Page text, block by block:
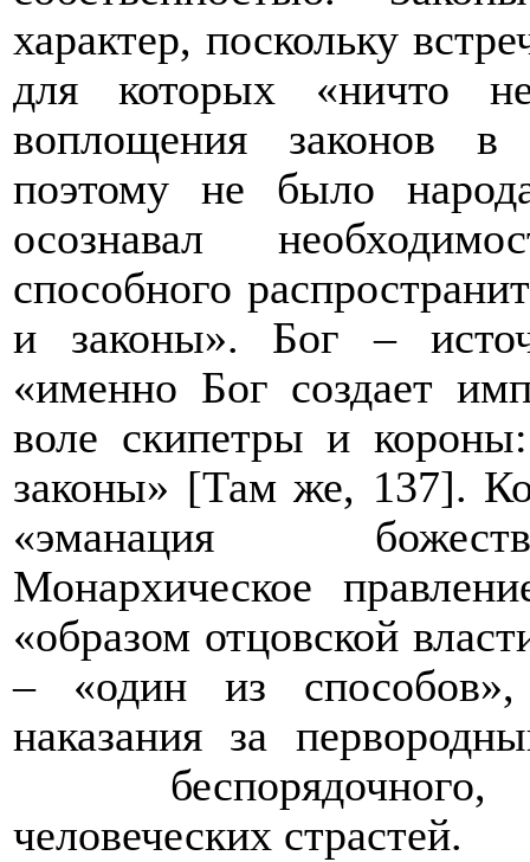
характер, поскольку
для которых «ничто
воплощения законов в
поэтому не было
осознавал
способного
и законы». Бог –
«именно Бог создает
воле скипетры и
законы» [Там же, 137].
«эманация
Монархическое
«образом отцовской
– «один из способов»,
наказания за
человеческих страстей.